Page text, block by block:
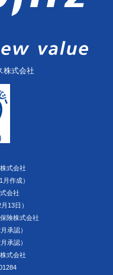
株式会社
式会社
作成）
会社
13日）
険株式会社
承認）
承認）
式会社